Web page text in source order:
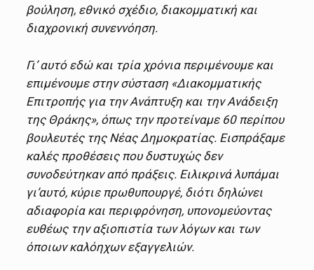
βούληση, εθνικό σχέδιο, διακομματική και
διαχρονική συνεννόηση.
Γι’ αυτό εδώ και τρία χρόνια περιμένουμε και
επιμένουμε στην σύσταση «Διακομματικής
Επιτροπής για την Ανάπτυξη και την Ανάδειξη
της Θράκης», όπως την προτείναμε 60 περίπου
βουλευτές της Νέας Δημοκρατίας. Εισπράξαμε
καλές προθέσεις που δυστυχώς δεν
συνοδεύτηκαν από πράξεις. Ειλικρινά λυπάμαι
γι’αυτό, κύριε πρωθυπουργέ, διότι δηλώνει
αδιαφορία και περιφρόνηση, υπονομεύοντας
ευθέως την αξιοπιστία των λόγων και των
όποιων καλόηχων εξαγγελιών.